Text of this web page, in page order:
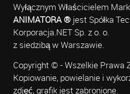
Wyłącznym Właścicielem
ANIMATORA ®jest Spółka
Korporacja.NET Sp. z o. o.
z siedzibą w Warszawie.
Copyright © - Wszelkie Prawa
Kopiowanie, powielanie i
zdjęć, grafik jest zabronione.